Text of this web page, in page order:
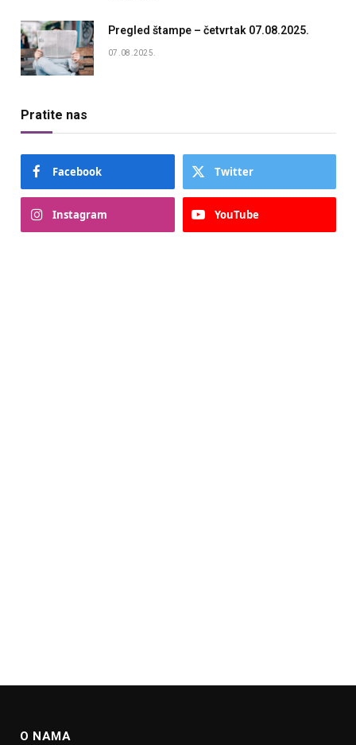
Pregled štampe – četvrtak 07.08.2025.
07.08.2025.
Pratite nas
Facebook Twitter
Instagram YouTube
O NAMA